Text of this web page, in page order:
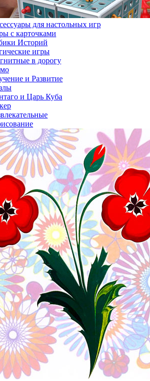
для настольных игр
с карточками
Историй
игры
в дорогу
и Развитие
и Царь Куба